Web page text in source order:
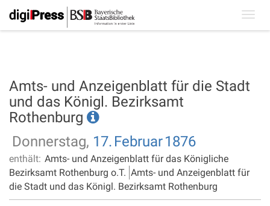
Amts- und Anzeigenblatt für die Stadt
und das Königl. Bezirksamt
Rothenburg
Donnerstag, 17. Februar1876
enthält: Amts- und Anzeigenblatt für das Königliche
Bezirksamt Rothenburg o.T. Amts- und Anzeigenblatt für
die Stadt und das Königl. Bezirksamt Rothenburg